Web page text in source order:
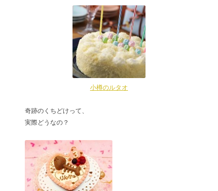
小樽のルタオ
奇跡のくちどけって、
実際どうなの？